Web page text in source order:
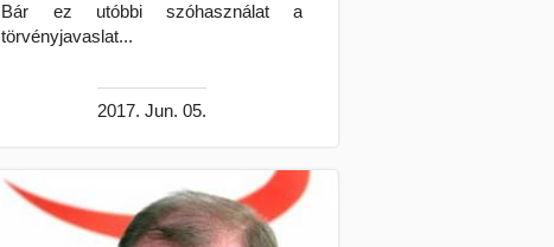
Bár ez utóbbi szóhasználat a
törvényjavaslat...
2017. Jun. 05.